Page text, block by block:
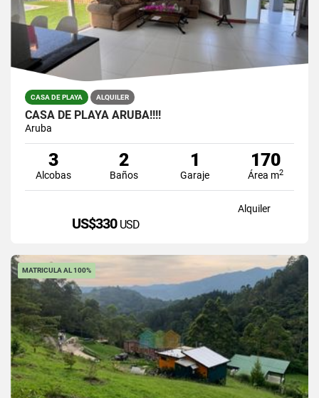
CASA DE PLAYA ALQUILER
CASA DE PLAYA ARUBA!!!!
Aruba
3
Alcobas
2
Baños
1
Garaje
170
Área m2
Alquiler
US$330 USD
MATRICULA AL 100%